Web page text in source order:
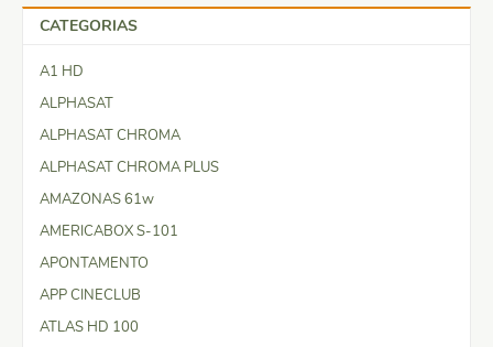
CATEGORIAS
A1 HD
ALPHASAT
ALPHASAT CHROMA
ALPHASAT CHROMA PLUS
AMAZONAS 61w
AMERICABOX S-101
APONTAMENTO
APP CINECLUB
ATLAS HD 100